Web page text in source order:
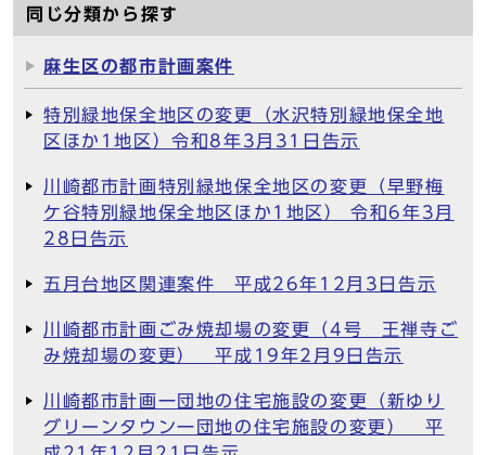
同じ分類から探す
麻生区の都市計画案件
特別緑地保全地区の変更（水沢特別緑地保全地
区ほか1地区）令和8年3月31日告示
川崎都市計画特別緑地保全地区の変更（早野梅
ケ谷特別緑地保全地区ほか1地区） 令和6年3月
28日告示
五月台地区関連案件 平成26年12月3日告示
川崎都市計画ごみ焼却場の変更（4号 王禅寺ご
み焼却場の変更） 平成19年2月9日告示
川崎都市計画一団地の住宅施設の変更（新ゆり
グリーンタウン一団地の住宅施設の変更） 平